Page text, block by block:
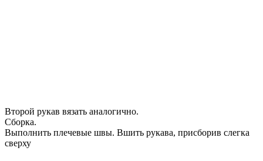
Второй рукав вязать аналогично.
Сборка.
Выполнить плечевые швы. Вшить рукава, присборив слегка
сверху